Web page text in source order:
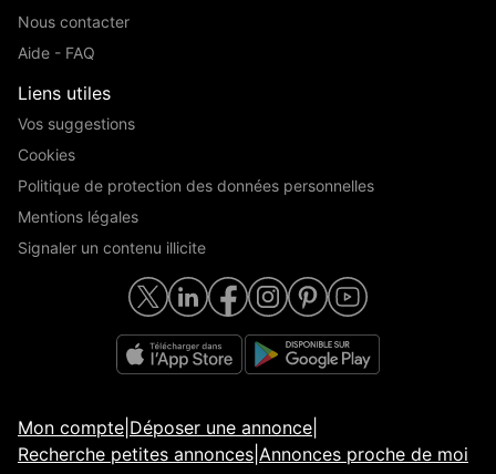
Nous contacter
Aide - FAQ
Liens utiles
Vos suggestions
Cookies
Politique de protection des données personnelles
Mentions légales
Signaler un contenu illicite
Mon compte Déposer une annonce
Recherche petites annonces Annonces proche de moi